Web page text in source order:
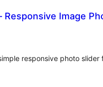
Responsive Image
responsive photo slider